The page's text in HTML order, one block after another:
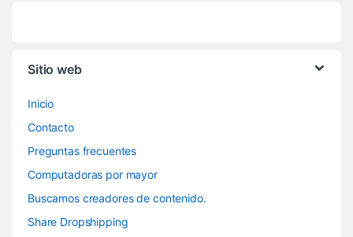
Sitio web
Inicio
Contacto
Preguntas frecuentes
Computadoras por mayor
Buscamos creadores de contenido.
Share Dropshipping